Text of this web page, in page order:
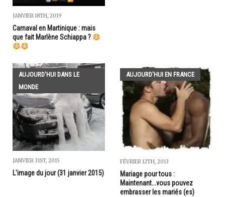
JANVIER 18TH, 2019
Carnaval en Martinique : mais
que fait Marlène Schiappa ?
AUJOURD'HUI DANS LE
MONDE
JANVIER 31ST, 2015
L'image du jour (31 janvier 2015)
AUJOURD'HUI EN FRANCE
FÉVRIER 12TH, 2013
Mariage pour tous :
Maintenant...vous pouvez
embrasser les mariés (es)